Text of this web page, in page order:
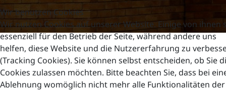
Wir benutzen Cookies
Wir nutzen Cookies auf unserer Website. Einige von ihnen
essenziell für den Betrieb der Seite, während andere uns
helfen, diese Website und die Nutzererfahrung zu
(Tracking Cookies). Sie können selbst entscheiden, ob Sie
Cookies zulassen möchten. Bitte beachten Sie, dass bei
Ablehnung womöglich nicht mehr alle Funktionalitäten der